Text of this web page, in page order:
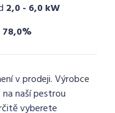
2,0 - 6,0 kW
78,0%
v prodeji. Výrobce
naší pestrou
vyberete